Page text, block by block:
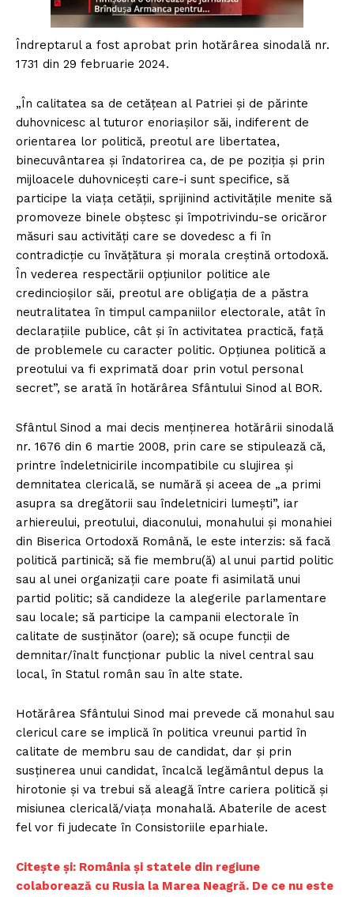
Îndreptarul a fost aprobat prin hotărârea sinodală nr.
1731 din 29 februarie 2024.
„În calitatea sa de cetățean al Patriei și de părinte
duhovnicesc al tuturor enoriașilor săi, indiferent de
orientarea lor politică, preotul are libertatea,
binecuvântarea și îndatorirea ca, de pe poziția și prin
mijloacele duhovnicești care-i sunt specifice, să
participe la viața cetății, sprijinind activitățile menite să
promoveze binele obștesc și împotrivindu-se oricăror
măsuri sau activități care se dovedesc a fi în
contradicție cu învățătura și morala creștină ortodoxă.
În vederea respectării opțiunilor politice ale
credincioșilor săi, preotul are obligația de a păstra
neutralitatea în timpul campaniilor electorale, atât în
declarațiile publice, cât şi în activitatea practică, față
de problemele cu caracter politic. Opțiunea politică a
preotului va fi exprimată doar prin votul personal
secret”, se arată în hotărârea Sfântului Sinod al BOR.
Sfântul Sinod a mai decis menținerea hotărârii sinodală
nr. 1676 din 6 martie 2008, prin care se stipulează că,
printre îndeletnicirile incompatibile cu slujirea și
demnitatea clericală, se numără și aceea de „a primi
asupra sa dregătorii sau îndeletniciri lumești”, iar
arhiereului, preotului, diaconului, monahului și monahiei
din Biserica Ortodoxă Română, le este interzis: să facă
politică partinică; să fie membru(ă) al unui partid politic
sau al unei organizații care poate fi asimilată unui
partid politic; să candideze la alegerile parlamentare
sau locale; să participe la campanii electorale în
calitate de susținător (oare); să ocupe funcții de
demnitar/înalt funcționar public la nivel central sau
local, în Statul român sau în alte state.
Hotărârea Sfântului Sinod mai prevede că monahul sau
clericul care se implică în politica vreunui partid în
calitate de membru sau de candidat, dar şi prin
susținerea unui candidat, încalcă legământul depus la
hirotonie și va trebui să aleagă între cariera politică şi
misiunea clericală/viața monahală. Abaterile de acest
fel vor fi judecate în Consistoriile eparhiale.
Citește și: România și statele din regiune
colaborează cu Rusia la Marea Neagră. De ce nu este